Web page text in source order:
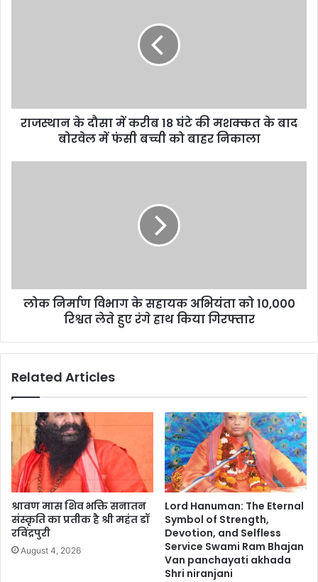
d
राजस्थान के दौसा में करीब 18 घंटे की मशक्कत के बाद
बोरवेल में फंसी बच्ची को बाहर निकाला
लोक निर्माण विभाग के सहायक अभियंता को 10,000
रिश्वत लेते हुए रंगे हाथ किया गिरफ्तार
Related Articles
श्रावण मास शिव भक्ति सनातन
संस्कृति का प्रतीक है श्री महंत डॉ
रविंद्रपुरी
August 4, 2026
Lord Hanuman: The Eternal
Symbol of Strength,
Devotion, and Selfless
Service Swami Ram Bhajan
Van panchayati akhada
Shri niranjani